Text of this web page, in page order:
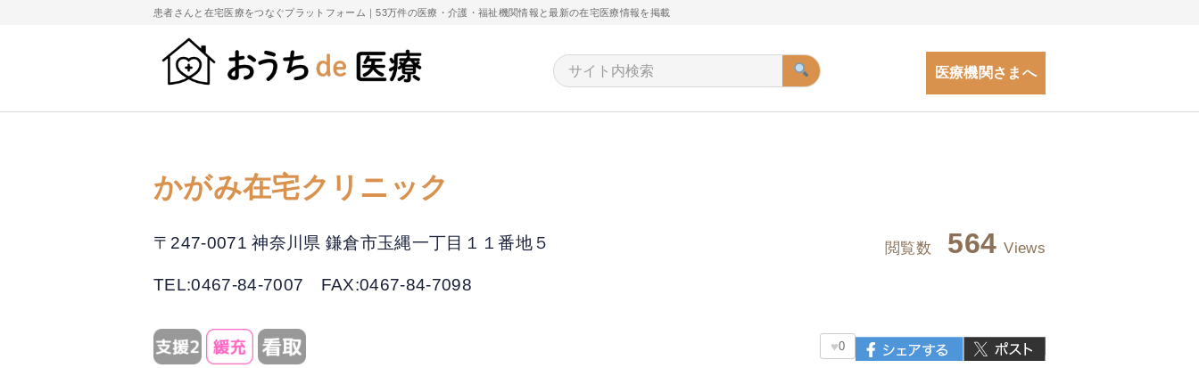
患者さんと在宅医療をつなぐプラットフォーム｜53万件の医療・介護・福祉機関情報と最新の在宅医療情報を掲載
医療機関さまへ
かがみ在宅クリニック
〒247-0071 神奈川県 鎌倉市玉縄一丁目１１番地５
TEL:0467-84-7007 FAX:0467-84-7098
閲覧数 564 Views
♥0